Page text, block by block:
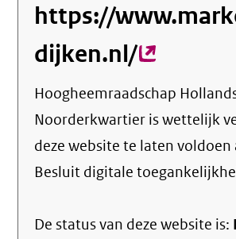
https://
dijken.nl/(externe
link)
Hoogheemraadschap
Noorderkwartier is wettelijk
deze website te laten voldoen
Besluit digitale
De status van dezewebsite is: